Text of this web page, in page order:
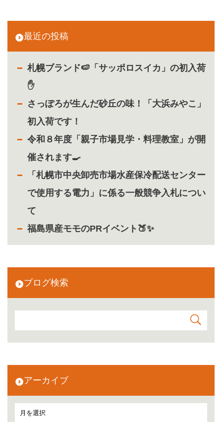
最近の投稿
札幌ブランド🍉「サッポロスイカ」の初入荷
✋
さっぽろが生んだ砂丘の味！「大浜みやこ」
初入荷です！
令和８年度「親子市場見学・料理教室」が開
催されます🍳
「札幌市中央卸売市場水産保冷配送センター
で使用する電力」に係る一般競争入札につい
て
福島県産モモのPRイベント🍑✨
ブログ検索
アーカイブ